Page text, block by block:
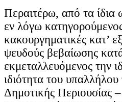
Περαιτέρω, από τα ίδια
εν λόγω
κακουργηματικές κατ’
ψευδούς βεβαίωσης
εκμεταλλευόμενος την
ιδιότητα του
Δημοτικής Περιουσίας